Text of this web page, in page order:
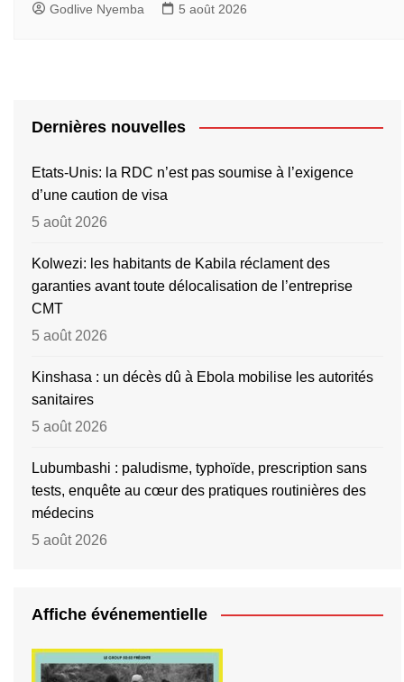
Godlive Nyemba 5 août 2026
Dernières nouvelles
Etats-Unis: la RDC n’est pas soumise à l’exigence
d’une caution de visa
5 août 2026
Kolwezi: les habitants de Kabila réclament des
garanties avant toute délocalisation de l’entreprise
CMT
5 août 2026
Kinshasa : un décès dû à Ebola mobilise les autorités
sanitaires
5 août 2026
Lubumbashi : paludisme, typhoïde, prescription sans
tests, enquête au cœur des pratiques routinières des
médecins
5 août 2026
Affiche événementielle